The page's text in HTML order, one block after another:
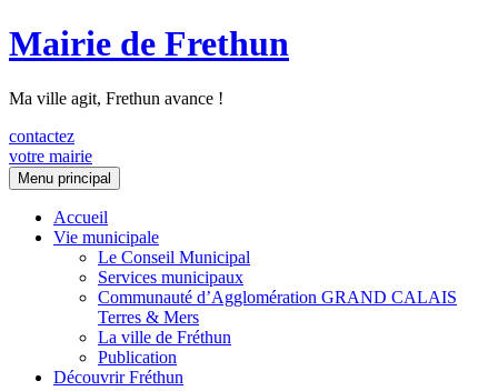
Mairie de Frethun
Ma ville agit, Frethun avance !
contactez
votre mairie
Menu principal
Aller
au
Accueil
Vie municipale
Le Conseil Municipal
Services municipaux
Communauté d’Agglomération GRAND CALAIS
Terres & Mers
La ville de Fréthun
Publication
Découvrir Fréthun